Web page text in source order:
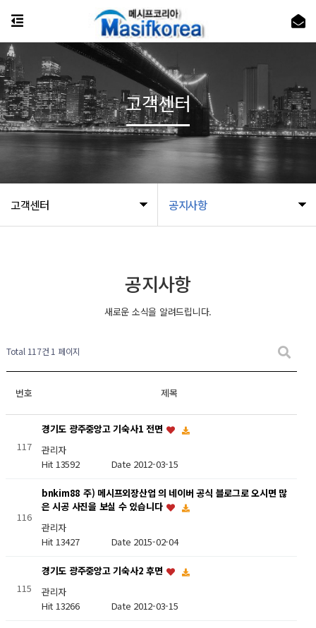
고객센터 공지사항
고객센터
공지사항
새로운 소식을 알려드립니다.
Total 117건 1 페이지
번호 제목
117
경기도 광주중앙고 기숙사1 전면
관리자
Hit 13592 Date 2012-03-15
116
bnkim88 주) 메시프외장산업 의 네이버 공식 블로그로 오시면 많
은 시공 사진을 보실 수 있습니다
관리자
Hit 13427 Date 2015-02-04
115
경기도 광주중앙고 기숙사2 후면
관리자
Hit 13266 Date 2012-03-15